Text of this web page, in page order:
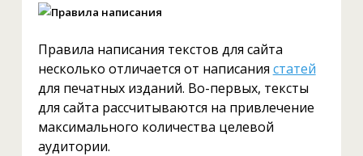
Правила написания текстов для сайта
несколько отличается от написания статей
для печатных изданий. Во-первых, тексты
для сайта рассчитываются на привлечение
максимального количества целевой
аудитории.